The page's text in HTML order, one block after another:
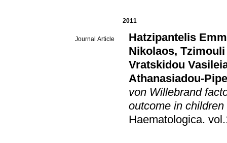
2011
Journal Article
Hatzipantelis
Nikolaos, Tzimouli
Vratskidou
Athanasiadou-
von Willebrand
outcome in
Haematologica.